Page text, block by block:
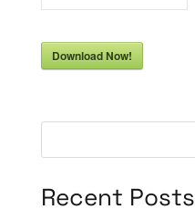
Download Now!
Recent Posts